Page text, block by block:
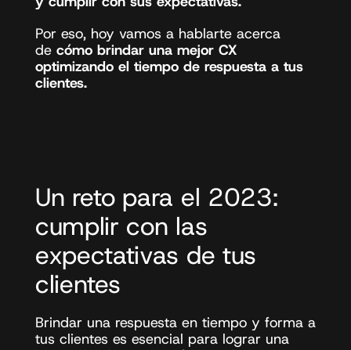
Por eso, hoy vamos a hablarte acerca
de cómo brindar una mejor CX
optimizando el tiempo de respuesta a tus
clientes.
Un reto para el 2023:
cumplir con las
expectativas de tus
clientes
Brindar una respuesta en tiempo y forma a
tus clientes es esencial para lograr una